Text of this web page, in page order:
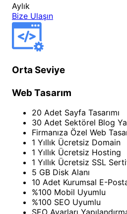
Aylık
Bize Ulaşın
Orta Seviye
Web Tasarım
20 Adet Sayfa Tasarımı
30 Adet Sektörel Blog
Firmanıza Özel Web
1 Yıllık Ücretsiz Domain
1 Yıllık Ücretsiz Hosting
1 Yıllık Ücretsiz SSL
5 GB Disk Alanı
10 Adet Kurumsal E-
%100 Mobil Uyumlu
%100 SEO Uyumlu